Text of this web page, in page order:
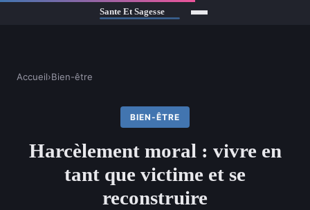
Accueil›Bien-être
BIEN-ÊTRE
Harcèlement moral : vivre en
tant que victime et se
reconstruire